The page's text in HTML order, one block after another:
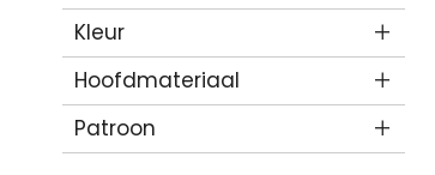
Kleur
Hoofdmateriaal
Patroon